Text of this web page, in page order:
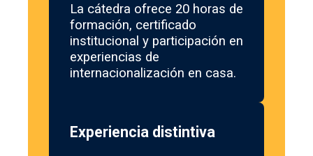
La cátedra ofrece 20 horas de
formación, certificado
institucional y participación en
experiencias de
internacionalización en casa.
Experiencia distintiva